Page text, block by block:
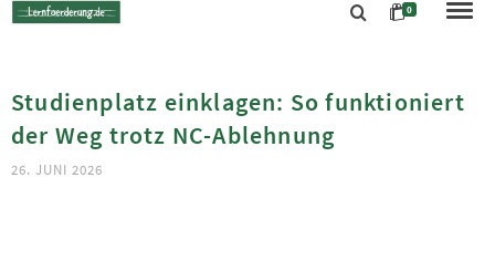
0
Studienplatz einklagen: So funktioniert
der Weg trotz NC-Ablehnung
26. JUNI 2026